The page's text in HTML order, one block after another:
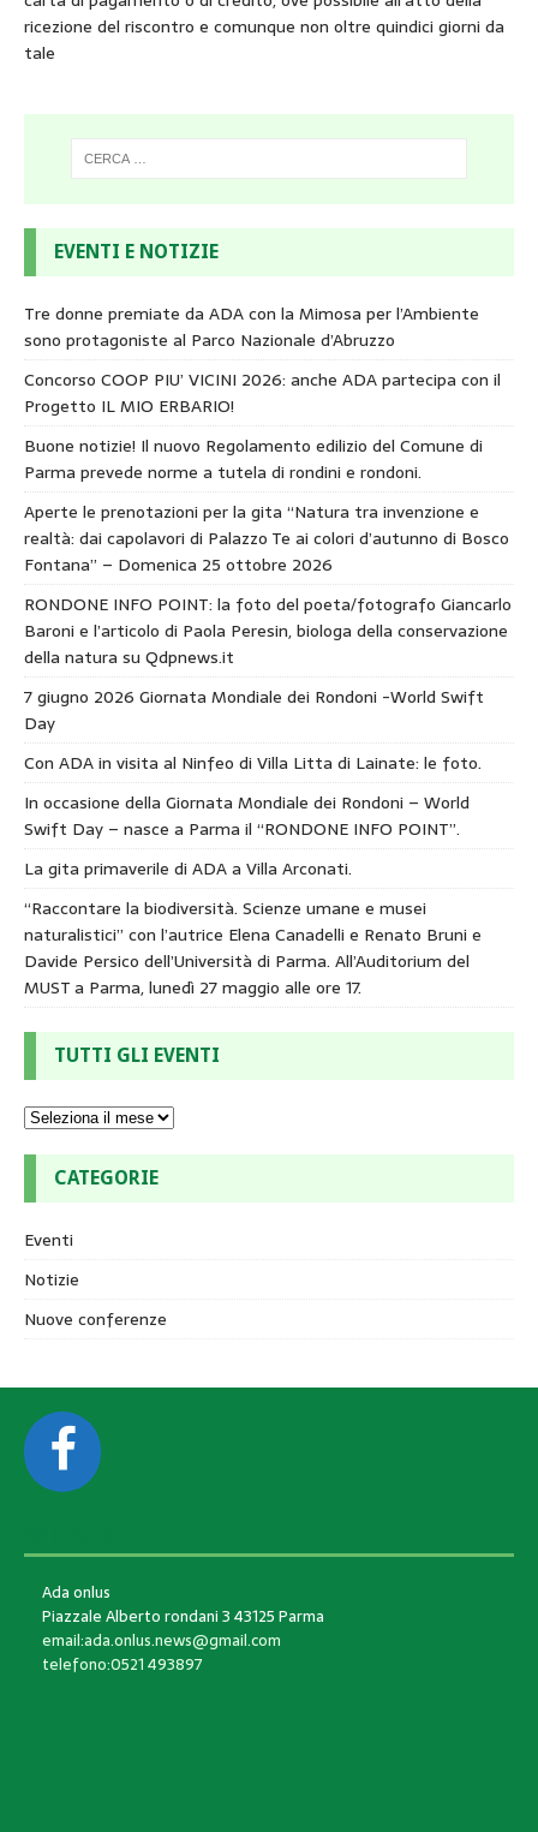
ricezione del riscontro e comunque non oltre quindici giorni da
tale
EVENTI E NOTIZIE
Tre donne premiate da ADA con la Mimosa per l’Ambiente
sono protagoniste al Parco Nazionale d’Abruzzo
Concorso COOP PIU’ VICINI 2026: anche ADA partecipa con il
Progetto IL MIO ERBARIO!
Buone notizie! Il nuovo Regolamento edilizio del Comune di
Parma prevede norme a tutela di rondini e rondoni.
Aperte le prenotazioni per la gita “Natura tra invenzione e
realtà: dai capolavori di Palazzo Te ai colori d’autunno di Bosco
Fontana” – Domenica 25 ottobre 2026
RONDONE INFO POINT: la foto del poeta/fotografo Giancarlo
Baroni e l’articolo di Paola Peresin, biologa della conservazione
della natura su Qdpnews.it
7 giugno 2026 Giornata Mondiale dei Rondoni -World Swift
Day
Con ADA in visita al Ninfeo di Villa Litta di Lainate: le foto.
In occasione della Giornata Mondiale dei Rondoni – World
Swift Day – nasce a Parma il “RONDONE INFO POINT”.
La gita primaverile di ADA a Villa Arconati.
“Raccontare la biodiversità. Scienze umane e musei
naturalistici” con l’autrice Elena Canadelli e Renato Bruni e
Davide Persico dell’Università di Parma. All’Auditorium del
MUST a Parma, lunedì 27 maggio alle ore 17.
TUTTI GLI EVENTI
CATEGORIE
Eventi
Notizie
Nuove conferenze
Ada onlus
Piazzale Alberto rondani 3 43125 Parma
email:ada.onlus.news@gmail.com
telefono:0521 493897